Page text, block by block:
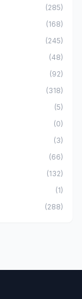
(285)
(168)
(245)
(48)
(92)
(318)
(5)
(0)
(3)
(66)
(132)
(1)
(288)